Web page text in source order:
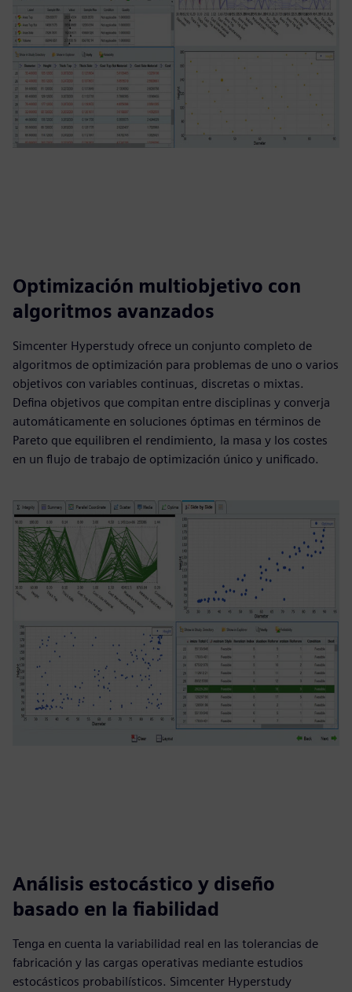
Optimización multiobjetivo con
algoritmos avanzados
Simcenter Hyperstudy ofrece un conjunto completo de
algoritmos de optimización para problemas de uno o varios
objetivos con variables continuas, discretas o mixtas.
Defina objetivos que compitan entre disciplinas y converja
automáticamente en soluciones óptimas en términos de
Pareto que equilibren el rendimiento, la masa y los costes
en un flujo de trabajo de optimización único y unificado.
Análisis estocástico y diseño
basado en la fiabilidad
Tenga en cuenta la variabilidad real en las tolerancias de
fabricación y las cargas operativas mediante estudios
estocásticos probabilísticos. Simcenter Hyperstudy